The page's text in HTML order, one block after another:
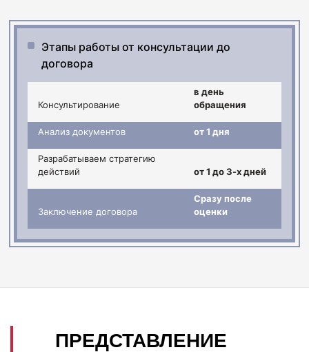
Этапы работы от консультации до
договора
Консультирование
в день
обращения
Анализ документов от 1 дня
Разрабатываем стратегию
действий
от 1 до 3-х дней
Заключение договора
Сразу после
оценки
ПРЕДСТАВЛЕНИЕ